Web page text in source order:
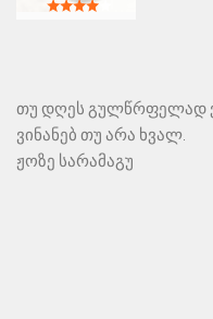
თუ დღეს გულწრფელად
ვინანებ თუ არა ხვალ.
ჟოზე სარამაგუ